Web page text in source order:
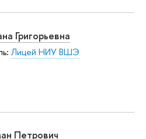
Григорьевна
Лицей НИУ ВШЭ
Петрович